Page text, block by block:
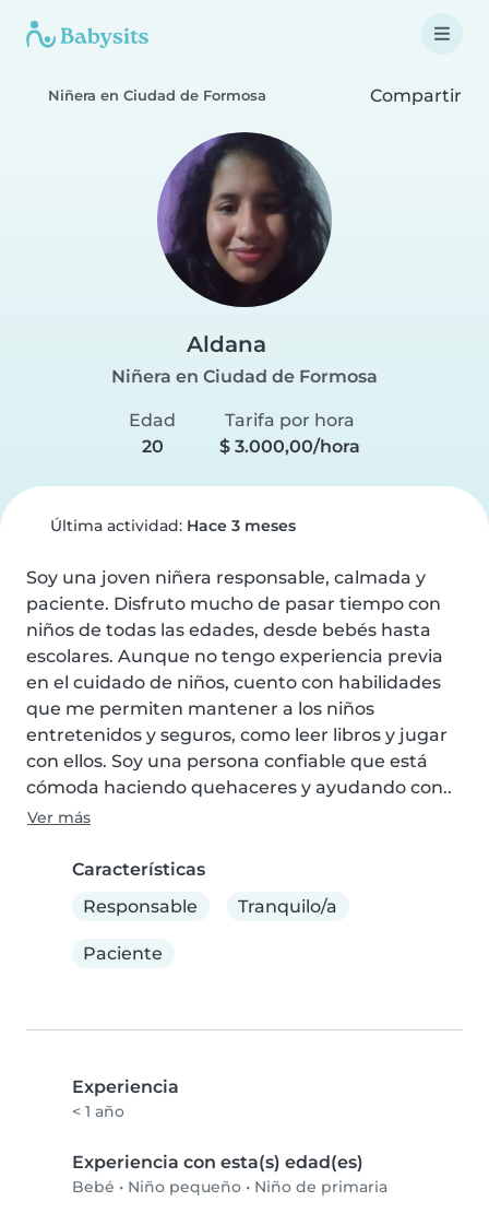
Niñera en Ciudad de Formosa Compartir
Aldana
Niñera en Ciudad de Formosa
Edad
20
Tarifa por hora
$ 3.000,00/hora
Última actividad: Hace 3 meses
Soy una joven niñera responsable, calmada y
paciente. Disfruto mucho de pasar tiempo con
niños de todas las edades, desde bebés hasta
escolares. Aunque no tengo experiencia previa
en el cuidado de niños, cuento con habilidades
que me permiten mantener a los niños
entretenidos y seguros, como leer libros y jugar
con ellos. Soy una persona confiable que está
cómoda haciendo quehaceres y ayudando con..
Ver más
Características
Responsable
Tranquilo/a
Paciente
Experiencia
< 1 año
Experiencia con esta(s) edad(es)
Bebé • Niño pequeño • Niño de primaria